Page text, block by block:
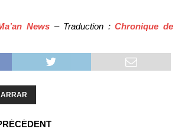
News – Traduction :Chronique de